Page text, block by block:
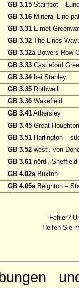
GB 3.15 Stairfoot –
GB 3.16 Mineral Line
GB 3.31 Elmet
GB 3.32 The Lines
GB 3.32aBowers Row
GB 3.33 Castleford
GB 3.34bei Stanley
GB 3.35 Rothwell
GB 3.36 Wakefield
GB 3.41 Athersley
GB 3.45 Great
GB 3.51 Harlington –
GB 3.52 westl. von
GB 3.61 nördl. Sheffield
GB 4.02aBuxton
GB 4.05aBeighton –
Fehler?
Helfen Sie